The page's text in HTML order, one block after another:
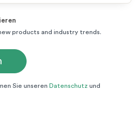
products and industry trends.
Sie unseren Datenschutz und